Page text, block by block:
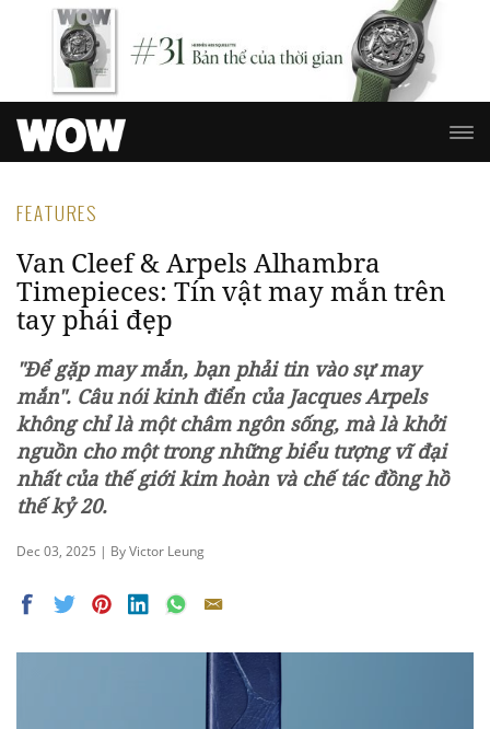
FEATURES
Van Cleef & Arpels Alhambra
Timepieces: Tín vật may mắn trên
tay phái đẹp
"Để gặp may mắn, bạn phải tin vào sự may
mắn". Câu nói kinh điển của Jacques Arpels
không chỉ là một châm ngôn sống, mà là khởi
nguồn cho một trong những biểu tượng vĩ đại
nhất của thế giới kim hoàn và chế tác đồng hồ
thế kỷ 20.
Dec 03, 2025 | By Victor Leung